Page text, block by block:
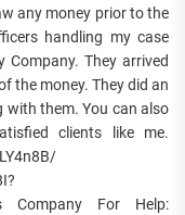
any money prior to the
handling my case
Company. They arrived
the money. They did an
with them. You can also
clients like me.
Company For Help: